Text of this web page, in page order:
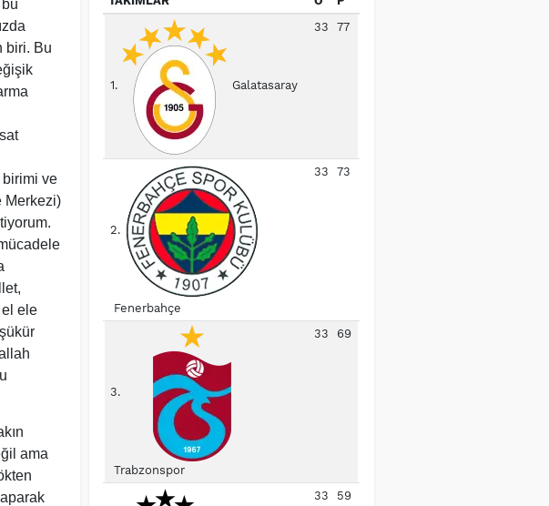
biri. Bu
birimi ve
Merkezi)
ele
ama
1. Galatasaray
33 77
2.
Fenerbahçe
33 73
3.
Trabzonspor
33 69
33 59